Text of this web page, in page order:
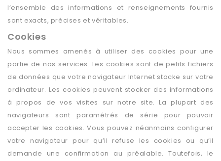
l’ensemble des informations et renseignements fournis
sont exacts, précises et véritables.
Cookies
Nous sommes amenés à utiliser des cookies pour une
partie de nos services. Les cookies sont de petits fichiers
de données que votre navigateur Internet stocke sur votre
ordinateur. Les cookies peuvent stocker des informations
à propos de vos visites sur notre site. La plupart des
navigateurs sont paramétrés de série pour pouvoir
accepter les cookies. Vous pouvez néanmoins configurer
votre navigateur pour qu’il refuse les cookies ou qu’il
demande une confirmation au préalable. Toutefois, le